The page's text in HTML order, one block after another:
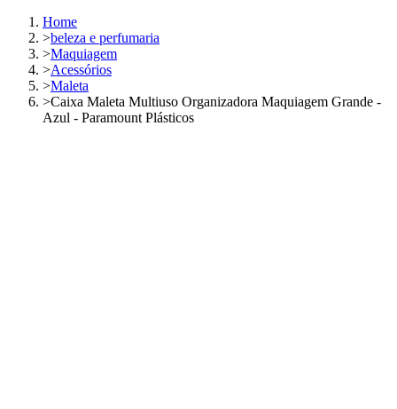
Home
>beleza e perfumaria
>Maquiagem
>Acessórios
>Maleta
>Caixa Maleta Multiuso Organizadora Maquiagem Grande -
Azul - Paramount Plásticos